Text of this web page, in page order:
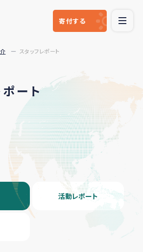
寄付する
スタッフレポート
ート
活動レポート